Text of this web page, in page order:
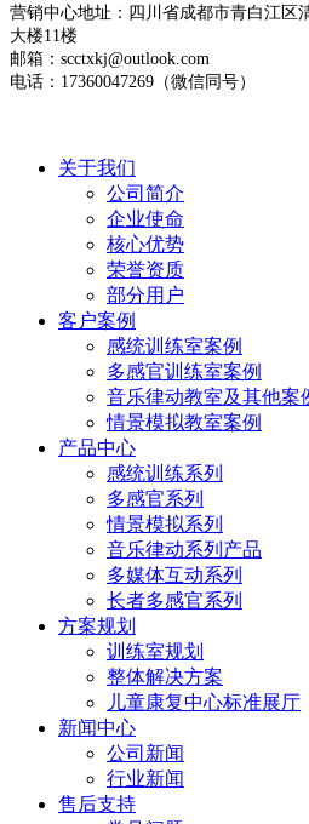
营销中心地址：四川省成都市青白江区
大楼11楼
邮箱：scctxkj@outlook.com
电话：17360047269（微信同号）
关于我们
公司简介
企业使命
核心优势
荣誉资质
部分用户
客户案例
感统训练室案例
多感官训练室案例
音乐律动教室及其他案
情景模拟教室案例
产品中心
感统训练系列
多感官系列
情景模拟系列
音乐律动系列产品
多媒体互动系列
长者多感官系列
方案规划
训练室规划
整体解决方案
儿童康复中心标准展厅
新闻中心
公司新闻
行业新闻
售后支持